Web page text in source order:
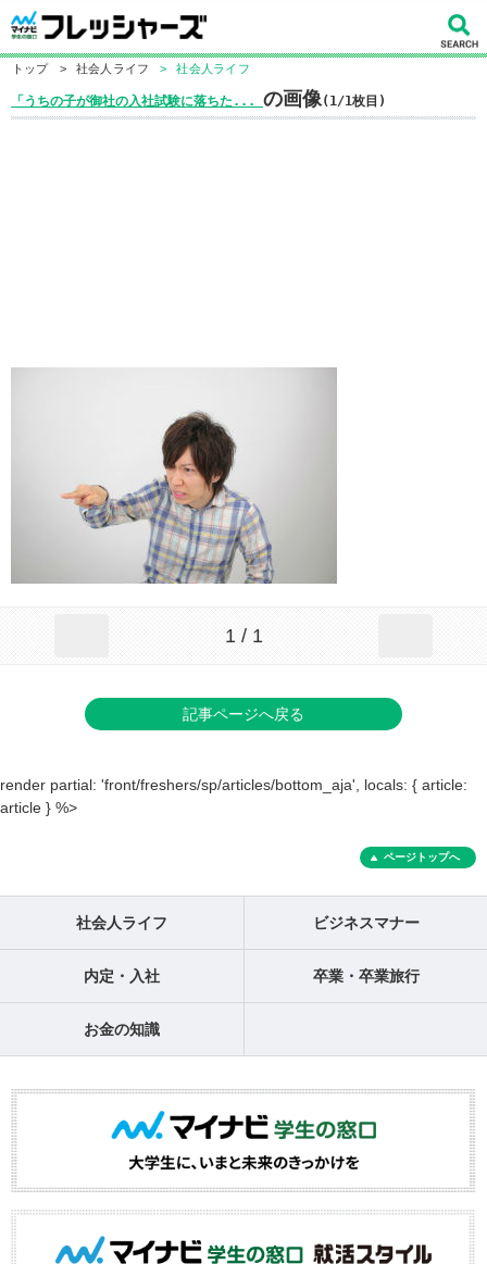
トップ > 社会人ライフ > 社会人ライフ
「うちの子が御社の入社試験に落ちた... の画像(1/1枚目)
1 / 1
記事ページへ戻る
render partial: 'front/freshers/sp/articles/bottom_aja', locals: { article:
article } %>
ページトップへ
社会人ライフ ビジネスマナー
内定・入社 卒業・卒業旅行
お金の知識